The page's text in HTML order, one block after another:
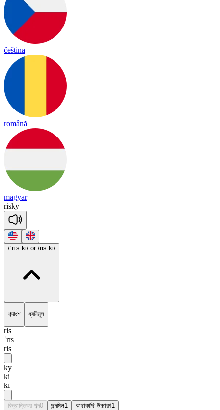
čeština
română
magyar
risky
/ˈrɪs.ki/ or /ris.ki/
শব্দাংশ ধ্বনিমূল
ris
ˈrɪs
ris
ky
ki
ki
বিভ্রান্তিকর শব্দ0 ছন্দমিল1 কাছাকাছি উচ্চারণ1